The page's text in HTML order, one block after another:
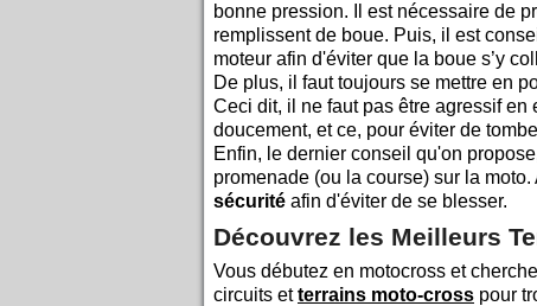
bonne pression. Il est nécessaire de
remplissent de boue. Puis, il est
moteur afin d'éviter que la boue s’y
De plus, il faut toujours se mettre en
Ceci dit, il ne faut pas être agressif
doucement, et ce, pour éviter de
Enfin, le dernier conseil qu'on
promenade (ou la course) sur la
sécurité afin d'éviter de se blesser.
Découvrez les Meilleurs
Vous débutez en motocross et
circuits etterrains moto-cross pour